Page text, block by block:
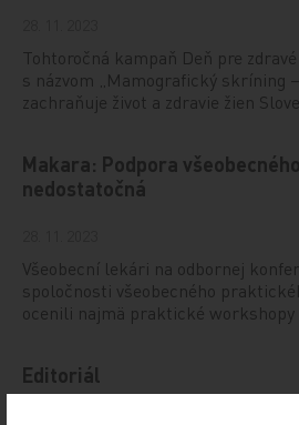
Tohtoročná kampaň Deň pre
s názvom „Mamografický skríning
zachraňuje život a zdravie žien
Makara: Podpora
nedostatočná
Všeobecní lekári na odbornej
spoločnosti všeobecného
ocenili najmä praktické workshopy
Editoriál